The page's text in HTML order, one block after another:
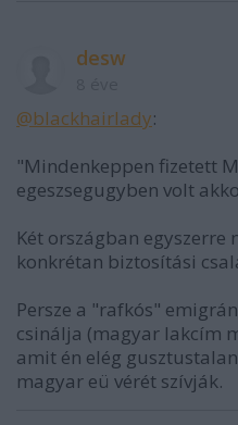
desw
@blackhairlady:
"Mindenkeppen fizetett
egeszsegugyben volt
Két országban egyszerre
konkrétan biztosítási
Persze a "rafkós"
csinálja (magyar lakcím
amit én elég
magyar eü vérét szívják.